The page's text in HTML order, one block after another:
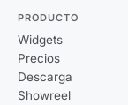
PRODUCTO
Widgets
Precios
Descarga
Showreel